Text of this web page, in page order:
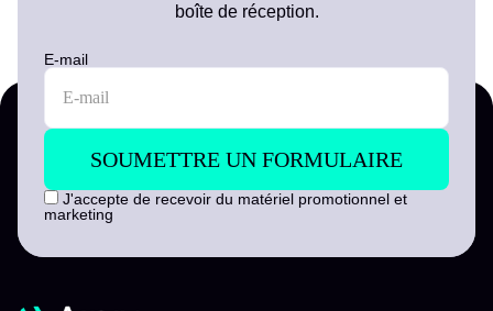
boîte de réception.
E-mail
J'accepte de recevoir du matériel promotionnel et
marketing